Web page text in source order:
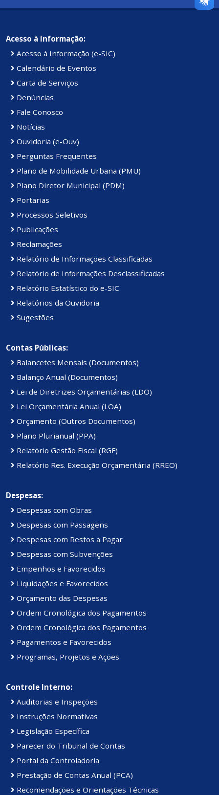
violentada sexualmente e assassinada, em Vitória/ES. O
Nacional de Combate ao abuso e exploração sexual de
crianças e adolescentes.
Acesso à Informação:
Acesso à Informação (e-SIC)
Calendário de Eventos
Carta de Serviços
Denúncias
Fale Conosco
Notícias
Ouvidoria (e-Ouv)
Perguntas Frequentes
Plano de Mobilidade Urbana (PMU)
Plano Diretor Municipal (PDM)
Portarias
Processos Seletivos
Publicações
Reclamações
Relatório de Informações Classificadas
Relatório de Informações Desclassificadas
Relatório Estatístico do e-SIC
Relatórios da Ouvidoria
Sugestões
Contas Públicas:
Balancetes Mensais (Documentos)
Balanço Anual (Documentos)
Lei de Diretrizes Orçamentárias (LDO)
Lei Orçamentária Anual (LOA)
Orçamento (Outros Documentos)
Plano Plurianual (PPA)
Relatório Gestão Fiscal (RGF)
Relatório Res. Execução Orçamentária (RREO)
Despesas:
Despesas com Obras
Despesas com Passagens
Despesas com Restos a Pagar
Despesas com Subvenções
Empenhos e Favorecidos
Liquidações e Favorecidos
Orçamento das Despesas
Ordem Cronológica dos Pagamentos
Ordem Cronológica dos Pagamentos
Pagamentos e Favorecidos
Programas, Projetos e Ações
Controle Interno:
Auditorias e Inspeções
Instruções Normativas
Legislação Específica
Parecer do Tribunal de Contas
Portal da Controladoria
Prestação de Contas Anual (PCA)
Recomendações e Orientações Técnicas